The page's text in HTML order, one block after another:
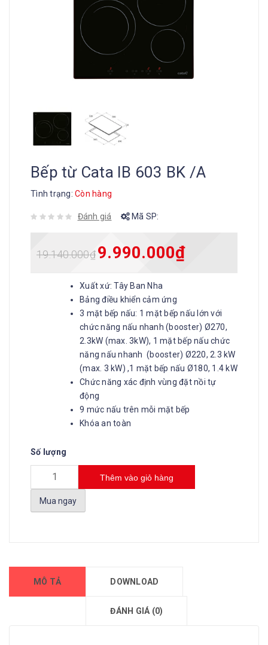
Bếp từ Cata IB 603 BK /A
Tình trạng: Còn hàng
Đánh giá Mã SP:
19.140.000₫ 9.990.000₫
Xuất xứ: Tây Ban Nha
Bảng điều khiển cảm ứng
3 mặt bếp nấu: 1 mặt bếp nấu lớn với
chức năng nấu nhanh (booster) Ø270,
2.3kW (max. 3kW), 1 mặt bếp nấu chức
năng nấu nhanh (booster) Ø220, 2.3 kW
(max. 3 kW) ,1 mặt bếp nấu Ø180, 1.4 kW
Chức năng xác định vùng đặt nồi tự
động
9 mức nấu trên mỗi mặt bếp
Khóa an toàn
Số lượng
Thêm vào giỏ hàng
Mua ngay
MÔ TẢ DOWNLOAD
ĐÁNH GIÁ (0)